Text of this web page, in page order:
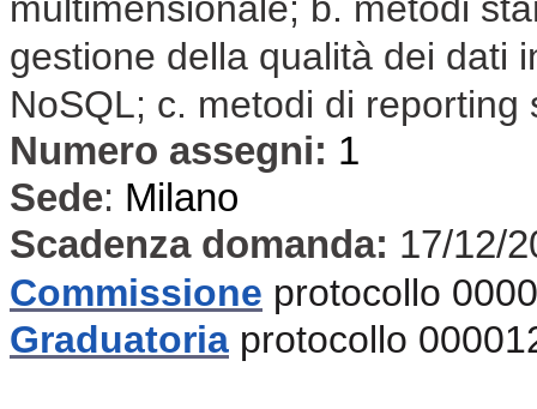
gestione della qualità dei dati
NoSQL; c. metodi di
Numero assegni: 1
Sede: Milano
Scadenza domanda: 17/12/
Commissione protocollo
Graduatoria protocollo